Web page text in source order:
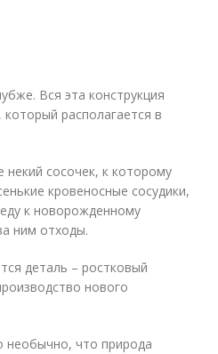
Вся эта конструкция
располагается в
некий сосочек, к которому
кровеносные сосудики,
к новорожденному
ним отходы.
деталь – ростковый
нового
необычно, что природа